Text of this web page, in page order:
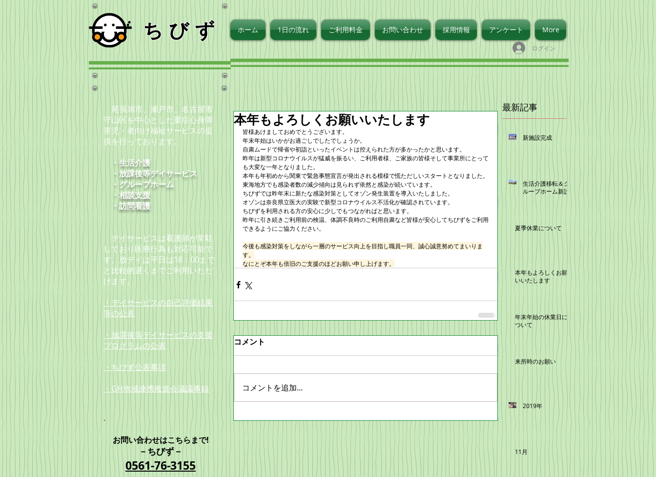
ちびず ホーム 1日の流れ ご利用料金 お問い合わせ 採用情報 アンケート More
ログイン
本年もよろしくお願いいたします
皆様あけましておめでとうございます。
年末年始はいかがお過ごしでしたでしょうか。
自粛ムードで帰省や初詣といったイベントは控えられた方が多かったかと思います。
昨年は新型コロナウイルスが猛威を振るい、ご利用者様、ご家族の皆様そして事業所にとって
も大変な一年となりました。
本年も年初めから関東で緊急事態宣言が発出される模様で慌ただしいスタートとなりました。
東海地方でも感染者数の減少傾向は見られず依然と感染が続いています。
ちびずでは昨年末に新たな感染対策としてオゾン発生装置を導入いたしました。
オゾンは奈良県立医大の実験で新型コロナウイルス不活化が確認されています。
ちびずを利用される方の安心に少しでもつながればと思います。
昨年に引き続きご利用前の検温、体調不良時のご利用自粛など皆様が安心してちびずをご利用
できるようにご協力ください。
今後も感染対策をしながら一層のサービス向上を目指し職員一同、誠心誠意努めてまいりま
す。
なにとぞ本年も倍旧のご支援のほどお願い申し上げます。
コメント
コメントを追加…
最新記事
新施設完成
生活介護移転＆グ
ループホーム新設
夏季休業について
本年もよろしくお願
いいたします
年末年始の休業日に
ついて
来所時のお願い
2019年
11月
尾張旭市、瀬戸市、名古屋市
守山区を中心とした重症心身障
害児・者向け福祉サービスの提
供を行っております。
・生活介護
・放課後等デイサービス
​ ・グループホーム
・ 相談支援
​ ・訪問看護
デイサービスは看護師が常駐
しており 医療行為も対応可能で
す。放デイは平日は18：00まで
と 比較的遅くまでご利用いただ
けます。
・デイサービスの自己評価結果
等の公表
・放課後等デイサービスの支援
プログラムの公表
・ちびず公表事項
・GH地域連携推進会議議事録
お問い合わせはこちらまで!
－ちびず－
​0561-76-3155